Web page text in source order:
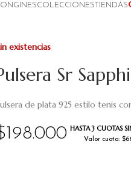
COLECCIONESTIENDAS
Sr
198.000 HASTA 3 CUOTAS
Valor cuota:
de plata 925 estilo tenis
existencias